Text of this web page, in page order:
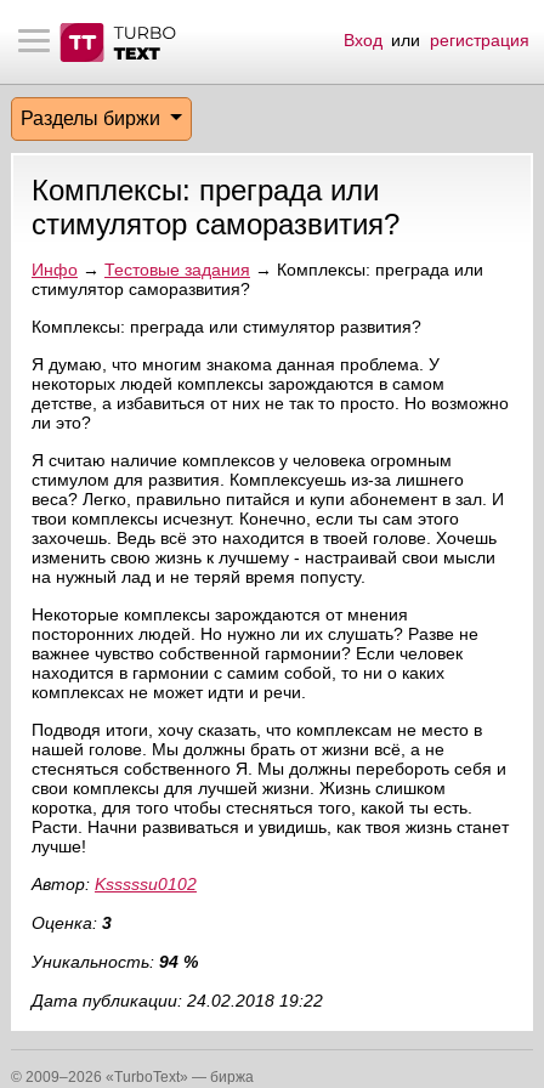
материалы
биржи
эфир
на сайте
пользователей
сообщения
по форуму
Вход или регистрация
Разделы биржи
Комплексы: преграда или
стимулятор саморазвития?
Инфо→ Тестовые задания → Комплексы: преграда или
стимулятор саморазвития?
Комплексы: преграда или стимулятор развития?
Я думаю, что многим знакома данная проблема. У
некоторых людей комплексы зарождаются в самом
детстве, а избавиться от них не так то просто. Но возможно
ли это?
Я считаю наличие комплексов у человека огромным
стимулом для развития. Комплексуешь из-за лишнего
веса? Легко, правильно питайся и купи абонемент в зал. И
твои комплексы исчезнут. Конечно, если ты сам этого
захочешь. Ведь всё это находится в твоей голове. Хочешь
изменить свою жизнь к лучшему - настраивай свои мысли
на нужный лад и не теряй время попусту.
Некоторые комплексы зарождаются от мнения
посторонних людей. Но нужно ли их слушать? Разве не
важнее чувство собственной гармонии? Если человек
находится в гармонии с самим собой, то ни о каких
комплексах не может идти и речи.
Подводя итоги, хочу сказать, что комплексам не место в
нашей голове. Мы должны брать от жизни всё, а не
стесняться собственного Я. Мы должны перебороть себя и
свои комплексы для лучшей жизни. Жизнь слишком
коротка, для того чтобы стесняться того, какой ты есть.
Расти. Начни развиваться и увидишь, как твоя жизнь станет
лучше!
Автор: Ksssssu0102
Оценка: 3
Уникальность: 94 %
Дата публикации: 24.02.2018 19:22
© 2009–2026 «TurboText» — биржа